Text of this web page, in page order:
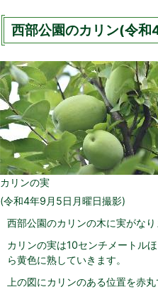
西部公園のカリン(令和
カリンの実
(令和4年9月5日月曜日撮影)
西部公園のカリンの木に実がなり
カリンの実は10センチメートル
ら黄色に熟していきます。
上の図にカリンのある位置を赤丸